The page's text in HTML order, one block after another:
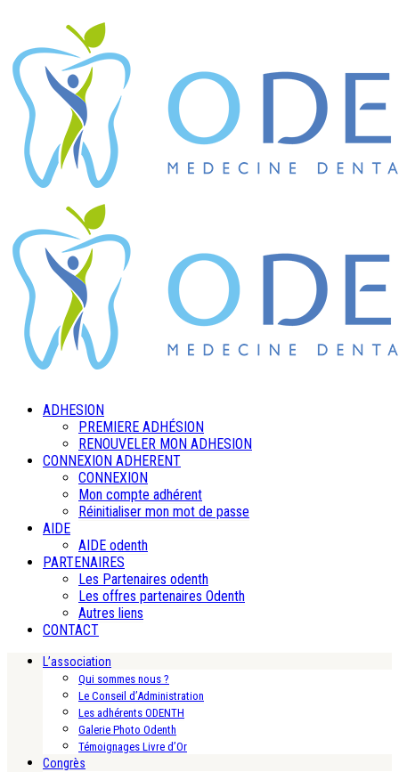
ADHESION
PREMIERE ADHÉSION
RENOUVELER MON ADHESION
CONNEXION ADHERENT
CONNEXION
Mon compte adhérent
Réinitialiser mon mot de passe
AIDE
AIDE odenth
PARTENAIRES
Les Partenaires odenth
Les offres partenaires Odenth
Autres liens
CONTACT
L’association
Qui sommes nous ?
Le Conseil d’Administration
Les adhérents ODENTH
Galerie Photo Odenth
Témoignages Livre d’Or
Congrès